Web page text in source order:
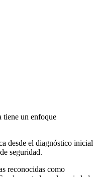
tiene un enfoque
desde el diagnóstico inicial
seguridad.
reconocidas como